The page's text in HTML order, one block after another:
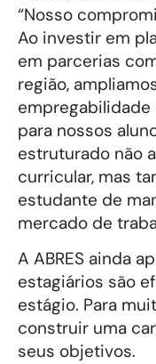
“Nosso
Ao investir em
em parcerias
região,
empregabilidade
para nossos
estruturado não
curricular, mas
estudante de
mercado de
A ABRES ainda
estagiários são
estágio. Para
construir uma
seus objetivos.